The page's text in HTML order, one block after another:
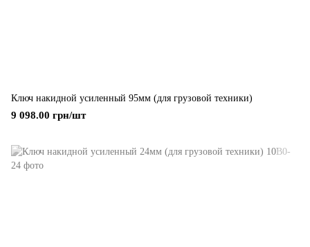
Ключ накидной усиленный 95мм (для грузовой техники)
9 098.00 грн/шт